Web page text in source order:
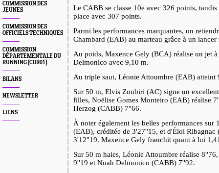
COMMISSION DES
JEUNES
COMMISSION DES
OFFICIELS TECHNIQUES
COMMISSION
DÉPARTEMENTALE DU
RUNNING (CDR01)
BILANS
NEWSLETTER
LIENS
Le CABB se classe 10e avec 326 points,
place avec 307 points.
Parmi les performances marquantes, on
Chambard (EAB) au marteau grâce à un lancer
Au poids, Maxence Gely (BCA) réalise un jet
Delmonico avec 9,10 m.
Au triple saut, Léonie Attoumbre (EAB) atteint
Sur 50 m, Elvis Zoubiri (AC) signe un
filles, Noëlise Gomes Monteiro (EAB) réalise
Herzog (CABB) 7''66.
À noter également les belles performances sur
(EAB), créditée de 3'27''15, et d'Éloi Ribagnac
3'12''19. Maxence Gely franchit quant à lui
Sur 50 m haies, Léonie Attoumbre réalise
9''19 et Noah Delmonico (CABB) 7''92.